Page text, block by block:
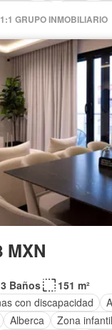
Zonas verdes
Vista
Caseta de vigilancia
GRUPO INMOBILIARIO
MXN
3 Baños
151 m²
con discapacidad
Alberca Zona infantil